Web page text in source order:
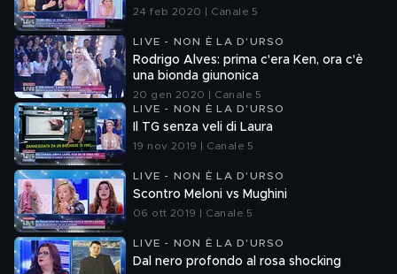
24 feb 2020 | Canale 5
LIVE - NON È LA D'URSO
Rodrigo Alves: prima c'era Ken, ora c'è
una bionda giunonica
20 gen 2020 | Canale 5
LIVE - NON È LA D'URSO
Il TG senza veli di Laura
19 nov 2019 | Canale 5
LIVE - NON È LA D'URSO
Scontro Meloni vs Mughini
06 ott 2019 | Canale 5
LIVE - NON È LA D'URSO
Dal nero profondo al rosa shocking